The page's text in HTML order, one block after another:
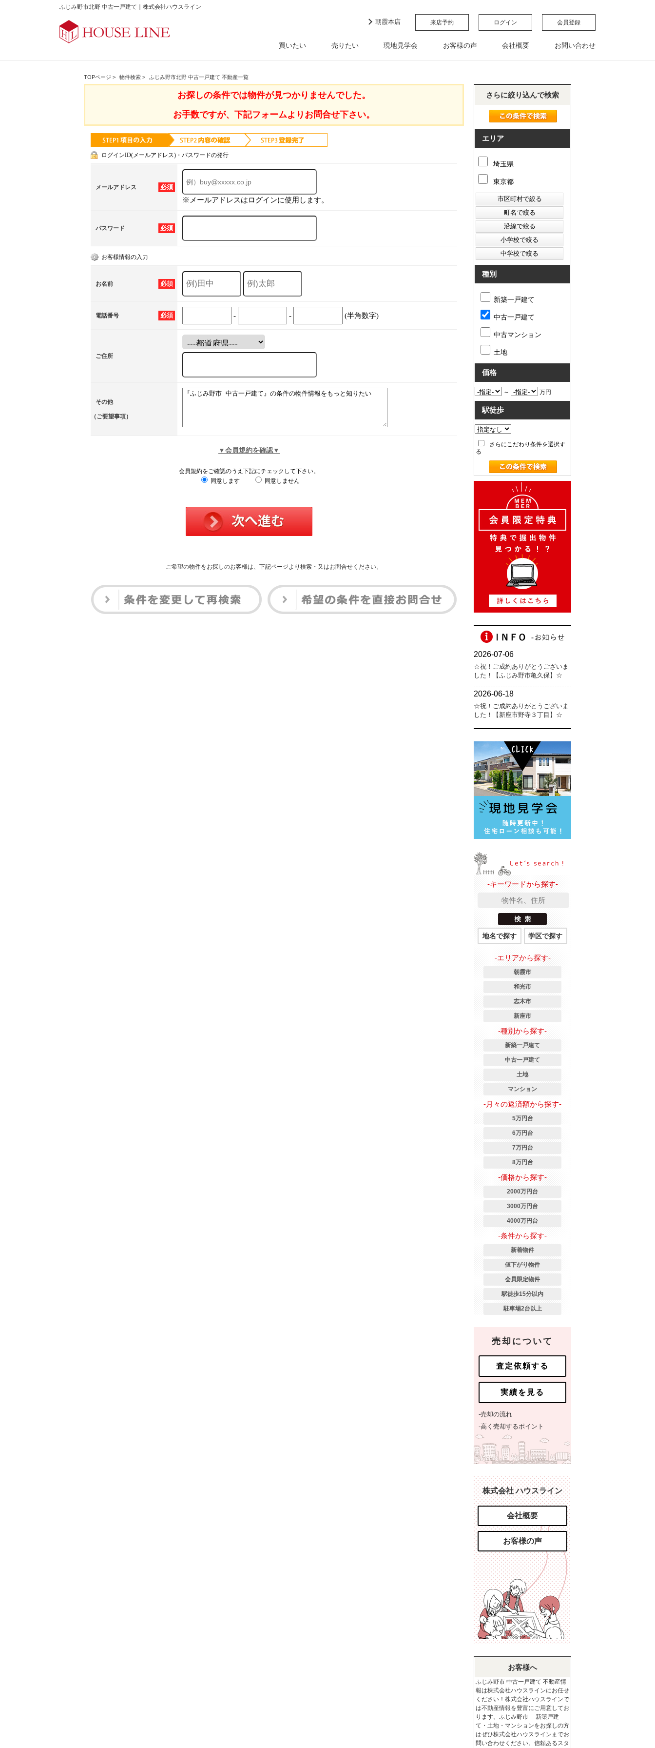
ふじみ野市北野 中古一戸建て｜株式会社ハウスライン
朝霞本店 来店予約 ログイン 会員登録
買いたい 売りたい 現地見学会 お客様の声 会社概要 お問い合わせ
TOPページ > 物件検索 > ふじみ野市北野 中古一戸建て 不動産一覧
お探しの条件では物件が見つかりませんでした。
お手数ですが、下記フォームよりお問合せ下さい。
ログインID(メールアドレス)・パスワードの発行
必須
メールアドレス
※メールアドレスはログインに使用します。
必須
パスワード
お客様情報の入力
必須
お名前
必須
電話番号 - - (半角数字)
ご住所
その他
（ご要望事項）
▼会員規約を確認▼
会員規約をご確認のうえ下記にチェックして下さい。
同意します
同意しません
ご希望の物件をお探しのお客様は、下記ページより検索・又はお問合せください。
さらに絞り込んで検索
エリア
埼玉県
東京都
種別
新築一戸建て
中古一戸建て
中古マンション
土地
価格
～ 万円
駅徒歩
さらにこだわり条件を選択す
る
-キーワードから探す-
地名で探す 学区で探す
-エリアから探す-
朝霞市
和光市
志木市
新座市
-種別から探す-
新築一戸建て
中古一戸建て
土地
マンション
-月々の返済額から探す-
5万円台
6万円台
7万円台
8万円台
-価格から探す-
2000万円台
3000万円台
4000万円台
-条件から探す-
新着物件
値下がり物件
会員限定物件
駅徒歩15分以内
駐車場2台以上
売却について
査定依頼する
実績を見る
-売却の流れ
-高く売却するポイント
株式会社 ハウスライン
会社概要
お客様の声
お客様へ
ふじみ野市 中古一戸建て 不動産情
報は株式会社ハウスラインにお任せ
ください！株式会社ハウスラインで
は不動産情報を豊富にご用意してお
ります。ふじみ野市 新築戸建
て・土地・マンションをお探しの方
はぜひ株式会社ハウスラインまでお
問い合わせください。信頼あるスタ